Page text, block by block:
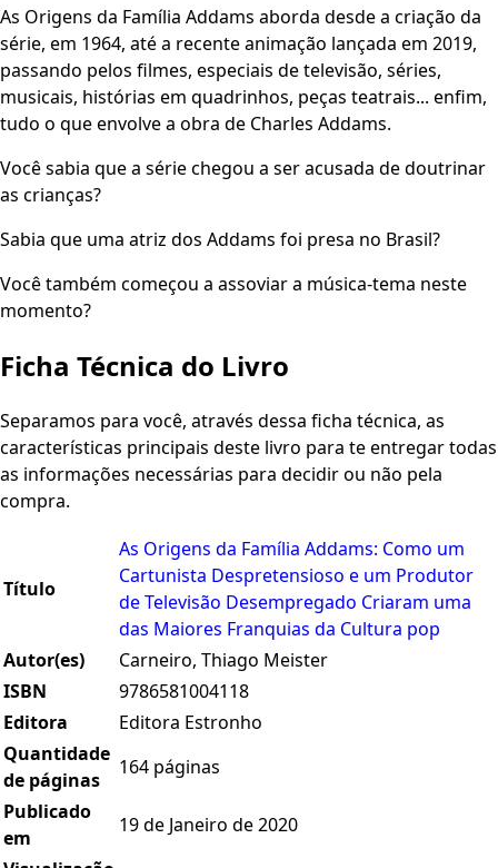
As Origens da Família Addams aborda desde a criação da
série, em 1964, até a recente animação lançada em 2019,
passando pelos filmes, especiais de televisão, séries,
musicais, histórias em quadrinhos, peças teatrais... enfim,
tudo o que envolve a obra de Charles Addams.
Você sabia que a série chegou a ser acusada de doutrinar
as crianças?
Sabia que uma atriz dos Addams foi presa no Brasil?
Você também começou a assoviar a música-tema neste
momento?
Ficha Técnica do Livro
Separamos para você, através dessa ficha técnica, as
características principais deste livro para te entregar todas
as informações necessárias para decidir ou não pela
compra.
Título
As Origens da Família Addams: Como um
Cartunista Despretensioso e um Produtor
de Televisão Desempregado Criaram uma
das Maiores Franquias da Cultura pop
Autor(es)
Carneiro, Thiago Meister
ISBN
9786581004118
Editora
Editora Estronho
Quantidade
de páginas
164 páginas
Publicado
em
19 de Janeiro de 2020